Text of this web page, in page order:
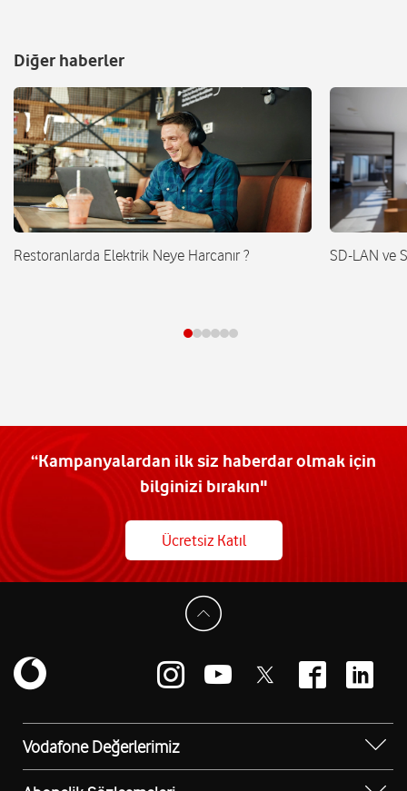
Diğer haberler
Restoranlarda Elektrik Neye Harcanır ? SD-LAN ve
“Kampanyalardan ilk siz haberdar olmak için
bilginizi bırakın"
Ücretsiz Katıl
Vodafone Değerlerimiz
Sosyal Destek